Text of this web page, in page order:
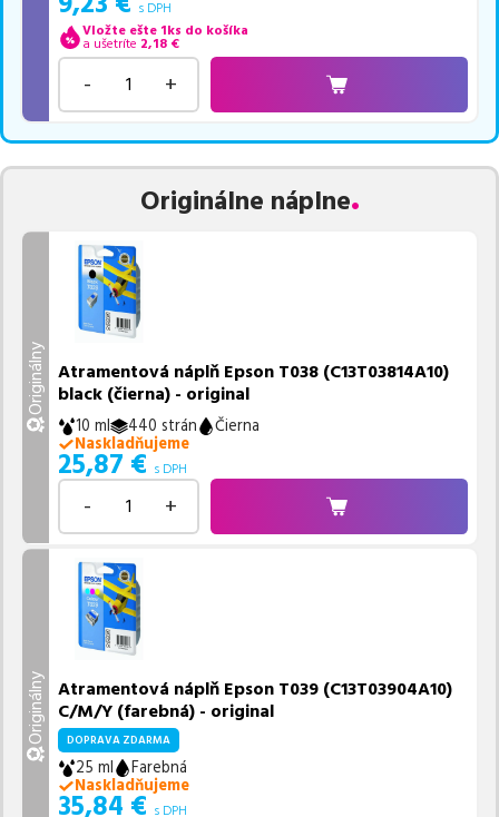
s DPH
Vložte ešte 1ks do košíka
a ušetríte 2,18 €
- +
Originálne náplne
Originálny Atramentová náplň Epson T038 (C13T03814A10)
black (čierna) - original
10 ml 440 strán
Čierna
Naskladňujeme
25,87 € s DPH
- +
Originálny Atramentová náplň Epson T039 (C13T03904A10)
C/M/Y (farebná) - original
DOPRAVA ZDARMA
25 ml
Farebná
Naskladňujeme
35,84 € s DPH